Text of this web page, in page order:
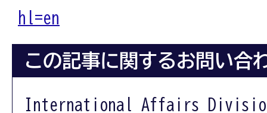
hl=en
この記事に関するお問い合
International Affairs